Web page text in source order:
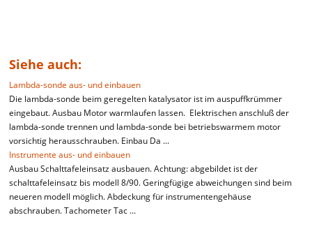
Siehe auch:
Lambda-sonde aus- und einbauen
Die lambda-sonde beim geregelten katalysator ist im auspuffkrümmer
eingebaut. Ausbau Motor warmlaufen lassen. Elektrischen anschluß der
lambda-sonde trennen und lambda-sonde bei betriebswarmem motor
vorsichtig herausschrauben. Einbau Da ...
Instrumente aus- und einbauen
Ausbau Schalttafeleinsatz ausbauen. Achtung: abgebildet ist der
schalttafeleinsatz bis modell 8/90. Geringfügige abweichungen sind beim
neueren modell möglich. Abdeckung für instrumentengehäuse
abschrauben. Tachometer Tac ...